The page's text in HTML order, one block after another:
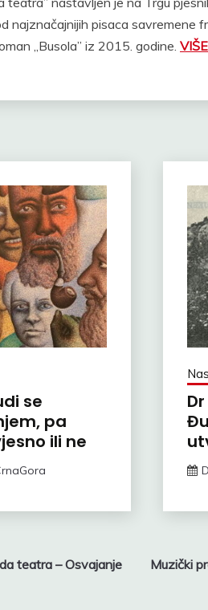
najznačajnijih pisaca savremene
„Busola” iz 2015. godine.
se
pa
ili ne
teatra – Osvajanje
Muzički